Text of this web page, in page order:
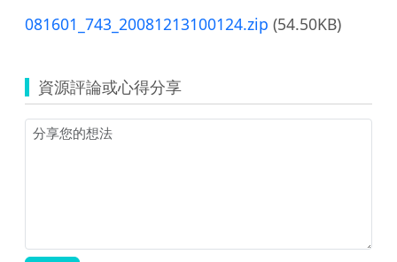
081601_743_20081213100124.zip (54.50KB)
資源評論或心得分享